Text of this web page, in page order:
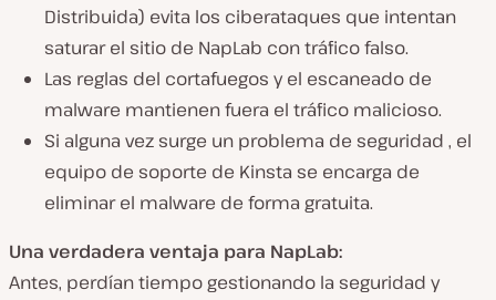
Distribuida) evita los ciberataques que intentan
saturar el sitio de NapLab con tráfico falso.
Las reglas del cortafuegos y el escaneado de
malware mantienen fuera el tráfico malicioso.
Si alguna vez surge un problema de seguridad , el
equipo de soporte de Kinsta se encarga de
eliminar el malware de forma gratuita.
Una verdadera ventaja para NapLab:
Antes, perdían tiempo gestionando la seguridad y